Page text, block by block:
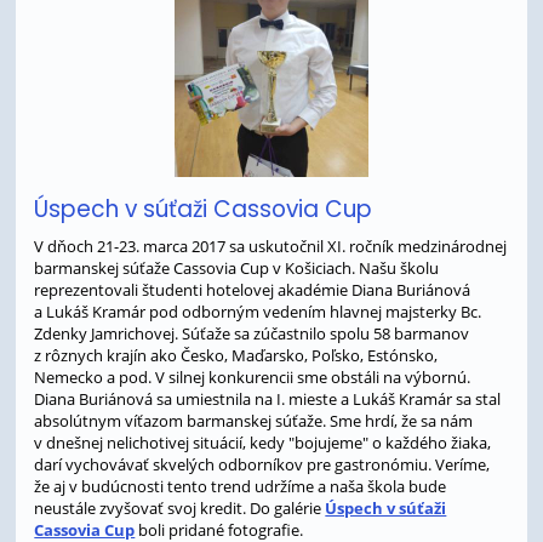
Úspech v súťaži Cassovia Cup
V dňoch 21-23. marca 2017 sa uskutočnil XI. ročník medzinárodnej
barmanskej súťaže Cassovia Cup v Košiciach. Našu školu
reprezentovali študenti hotelovej akadémie Diana Buriánová
a Lukáš Kramár pod odborným vedením hlavnej majsterky Bc.
Zdenky Jamrichovej. Súťaže sa zúčastnilo spolu 58 barmanov
z rôznych krajín ako Česko, Maďarsko, Poľsko, Estónsko,
Nemecko a pod. V silnej konkurencii sme obstáli na výbornú.
Diana Buriánová sa umiestnila na I. mieste a Lukáš Kramár sa stal
absolútnym víťazom barmanskej súťaže. Sme hrdí, že sa nám
v dnešnej nelichotivej situácií, kedy "bojujeme" o každého žiaka,
darí vychovávať skvelých odborníkov pre gastronómiu. Veríme,
že aj v budúcnosti tento trend udržíme a naša škola bude
neustále zvyšovať svoj kredit. Do galérie Úspech v súťaži
Cassovia Cup boli pridané fotografie.